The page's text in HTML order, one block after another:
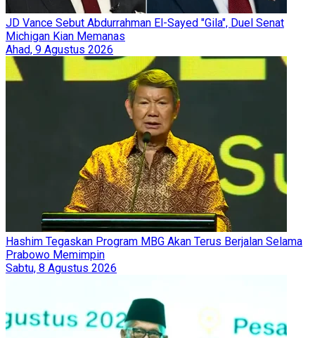
JD Vance Sebut Abdurrahman El-Sayed "Gila", Duel Senat
Michigan Kian Memanas
Ahad, 9 Agustus 2026
Hashim Tegaskan Program MBG Akan Terus Berjalan Selama
Prabowo Memimpin
Sabtu, 8 Agustus 2026